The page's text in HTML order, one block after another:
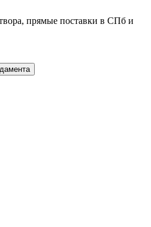
прямые поставки в СПб и